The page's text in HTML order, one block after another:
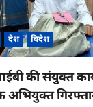
देश विदेश
की संयुक्त